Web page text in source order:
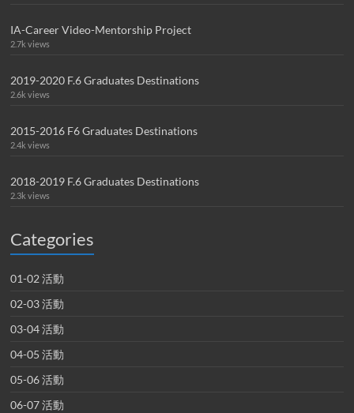
IA-Career Video-Mentorship Project
2.7k views
2019-2020 F.6 Graduates Destinations
2.6k views
2015-2016 F6 Graduates Destinations
2.4k views
2018-2019 F.6 Graduates Destinations
2.3k views
Categories
01-02 活動
02-03 活動
03-04 活動
04-05 活動
05-06 活動
06-07 活動